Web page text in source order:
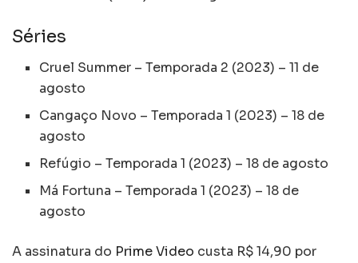
Séries
Cruel Summer – Temporada 2 (2023) – 11 de
agosto
Cangaço Novo – Temporada 1 (2023) – 18 de
agosto
Refúgio – Temporada 1 (2023) – 18 de agosto
Má Fortuna – Temporada 1 (2023) – 18 de
agosto
A assinatura do Prime Video custa R$ 14,90 por